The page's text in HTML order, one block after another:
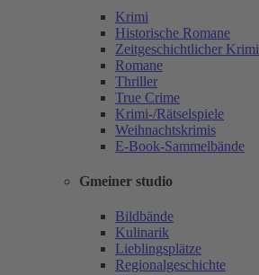
Krimi
Historische Romane
Zeitgeschichtlicher Krimi
Romane
Thriller
True Crime
Krimi-/Rätselspiele
Weihnachtskrimis
E-Book-Sammelbände
Gmeiner studio
Bildbände
Kulinarik
Lieblingsplätze
Regionalgeschichte